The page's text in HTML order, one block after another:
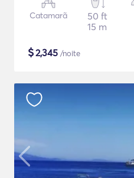
Catamarã
50 ft
15 m
$2,345 /noite